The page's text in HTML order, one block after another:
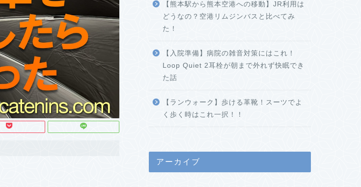
【熊本駅から熊本空港への移動】JR利用は
どうなの？空港リムジンバスと比べてみ
た！
【入院準備】病院の雑音対策にはこれ！
Loop Quiet 2耳栓が朝まで外れず快眠でき
た話
【ランウォーク】歩ける革靴！スーツでよ
く歩く時はこれ一択！！
アーカイブ